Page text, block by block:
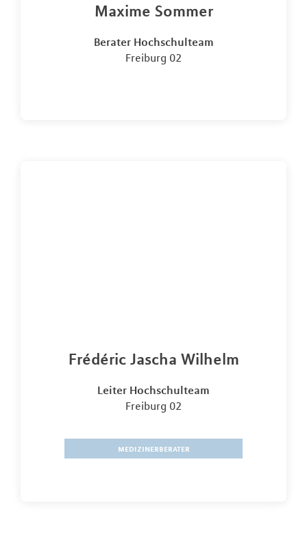
Maxime Sommer
Berater Hochschulteam
Freiburg 02
Frédéric Jascha Wilhelm
Leiter Hochschulteam
Freiburg 02
medizinerberater